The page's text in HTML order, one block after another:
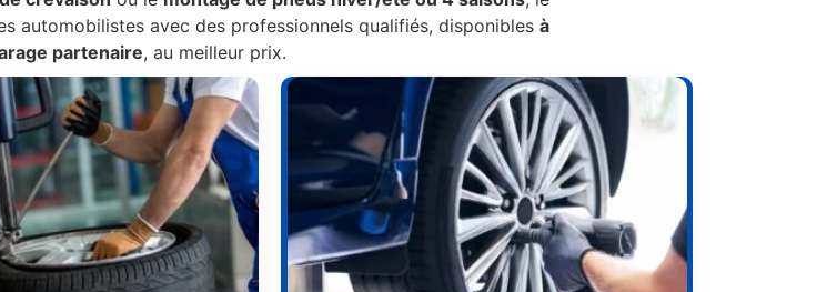
automobilistes avec des professionnels qualifiés, disponibles à
partenaire, au meilleur prix.